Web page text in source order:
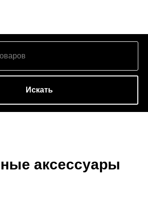
Искать
аксессуары